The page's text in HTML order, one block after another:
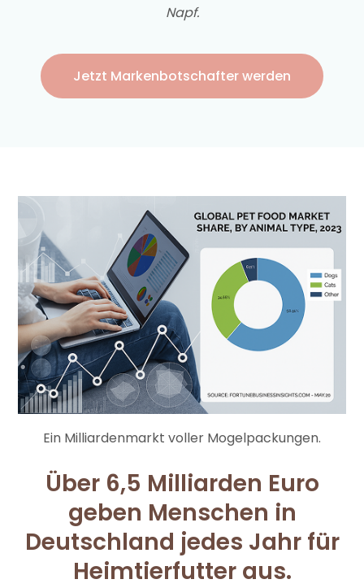
Napf.
Jetzt Markenbotschafter werden
Ein Milliardenmarkt voller Mogelpackungen.
Über 6,5 Milliarden Euro
geben Menschen in
Deutschland jedes Jahr für
Heimtierfutter aus.